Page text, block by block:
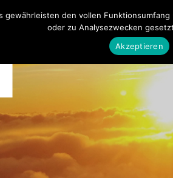
gewährleisten den vollen
oder zu Analysezwecken
Akzeptieren